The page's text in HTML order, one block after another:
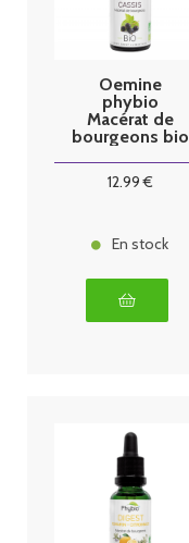
Oemine
phybio
Macérat de
bourgeons bio
12.99€
En stock